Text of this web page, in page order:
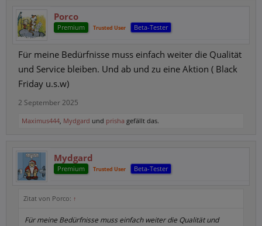
Porco
Premium Trusted User Beta-Tester
Für meine Bedürfnisse muss einfach weiter die Qualität
und Service bleiben. Und ab und zu eine Aktion ( Black
Friday u.s.w)
2 September 2025
Maximus444, Mydgard und prisha gefällt das.
Mydgard
Premium Trusted User Beta-Tester
Zitat von Porco: ↑
Für meine Bedürfnisse muss einfach weiter die Qualität und